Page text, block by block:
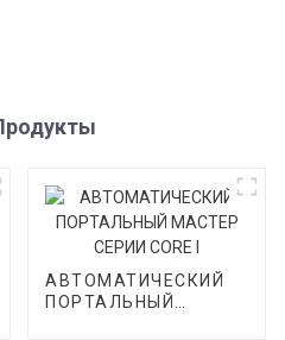
АВТОМАТИЧЕСКИЙ
ПОРТАЛЬНЫЙ